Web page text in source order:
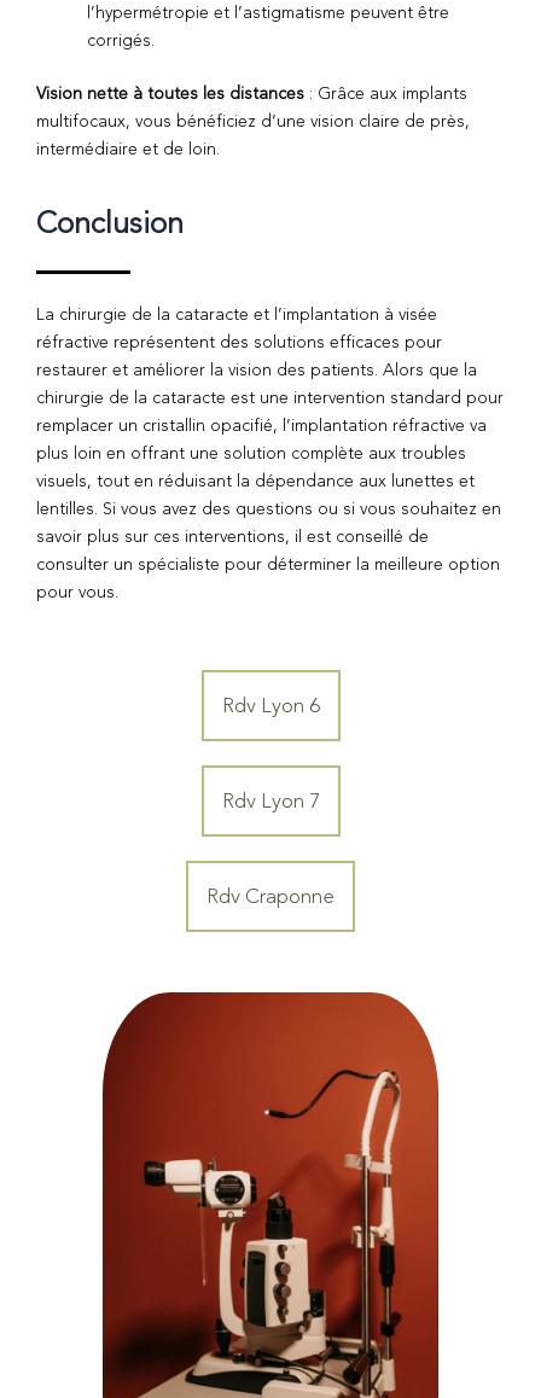
l’hypermétropie et l’astigmatisme peuvent être
corrigés.
Vision nette à toutes les distances : Grâce aux implants
multifocaux, vous bénéficiez d’une vision claire de près,
intermédiaire et de loin.
Conclusion
La chirurgie de la cataracte et l’implantation à visée
réfractive représentent des solutions efficaces pour
restaurer et améliorer la vision des patients. Alors que la
chirurgie de la cataracte est une intervention standard pour
remplacer un cristallin opacifié, l’implantation réfractive va
plus loin en offrant une solution complète aux troubles
visuels, tout en réduisant la dépendance aux lunettes et
lentilles. Si vous avez des questions ou si vous souhaitez en
savoir plus sur ces interventions, il est conseillé de
consulter un spécialiste pour déterminer la meilleure option
pour vous.
Rdv Lyon 6
Rdv Lyon 7
Rdv Craponne